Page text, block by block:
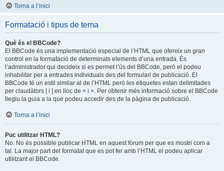
Torna a l’inici
Formatació i tipus de tema
Què és el BBCode?
El BBCode és una implementació especial de l’HTML que ofereix un gran
control en la formatació de determinats elements d’una entrada. És
l’administrador qui decideix si es permet l’ús del BBCode, però el podeu
inhabilitar per a entrades individuals des del formulari de publicació. El
BBCode té un estil similar al de l’HTML però les etiquetes estan delimitades
per claudàtors [ i ] en lloc de < i >. Per obtenir més informació sobre el BBCode
llegiu la guia a la que podeu accedir des de la pàgina de publicació.
Torna a l’inici
Puc utilitzar HTML?
No. No és possible publicar HTML en aquest fòrum per que es mostri com a
tal. La major part del formatat que es pot fer amb l’HTML el podeu aplicar
utilitzant el BBCode.